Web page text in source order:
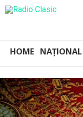
HOME NAȚIONAL